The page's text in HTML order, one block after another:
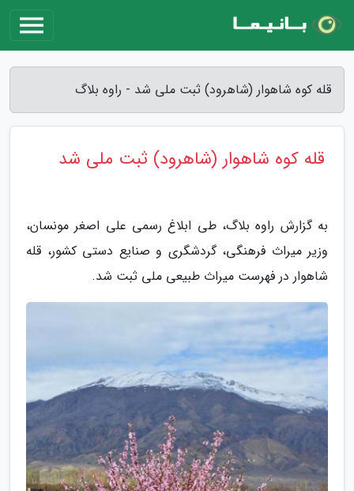
قله کوه شاهوار (شاهرود) ثبت ملی شد - راوه بلاگ
قله کوه شاهوار (شاهرود) ثبت ملی شد
به گزارش راوه بلاگ، طی ابلاغ رسمی علی اصغر مونسان،
وزیر میراث فرهنگی، گردشگری و صنایع دستی کشور، قله
شاهوار در فهرست میراث طبیعی ملی ثبت شد.